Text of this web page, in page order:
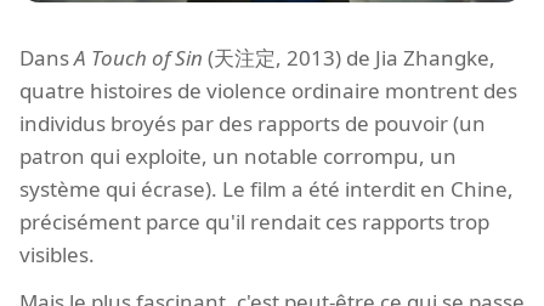
DansA Touch of Sin (天注定, 2013) de Jia Zhangke,
quatre histoires de violence ordinaire montrent des
individus broyés par des rapports de pouvoir (un
patron qui exploite, un notable corrompu, un
système qui écrase). Le film a été interdit en Chine,
précisément parce qu'il rendait ces rapports trop
visibles.